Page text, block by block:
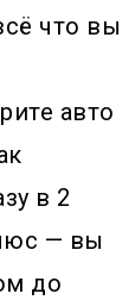
что вы
авто
в 2
— вы
до